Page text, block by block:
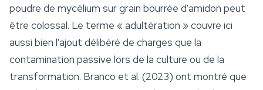
poudre de mycélium sur grain bourrée d'amidon peut
être colossal. Le terme « adultération » couvre ici
aussi bien l'ajout délibéré de charges que la
contamination passive lors de la culture ou de la
transformation. Branco et al. (2023) ont montré que